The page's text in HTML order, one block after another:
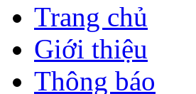
Trang chủ
Giới thiệu
Thông báo